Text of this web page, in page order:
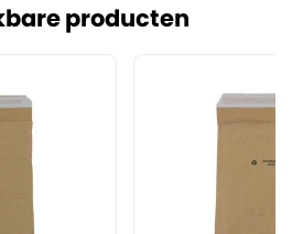
producten